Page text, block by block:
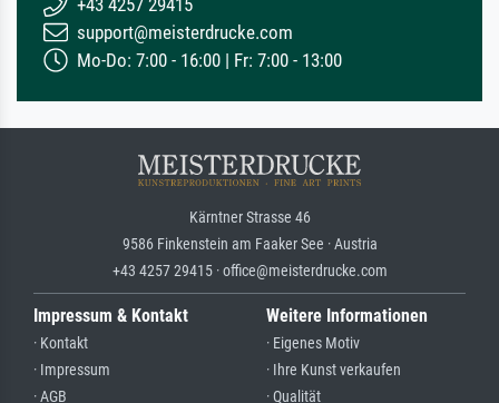
+43 4257 29415
support@meisterdrucke.com
Mo-Do: 7:00 - 16:00 | Fr: 7:00 - 13:00
Kärntner Strasse 46
9586 Finkenstein am Faaker See · Austria
+43 4257 29415 · office@meisterdrucke.com
Impressum & Kontakt
· Kontakt
· Impressum
· AGB
Weitere Informationen
· Eigenes Motiv
· Ihre Kunst verkaufen
· Qualität